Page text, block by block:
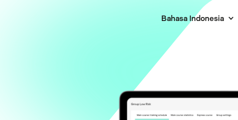
Bahasa Indonesia